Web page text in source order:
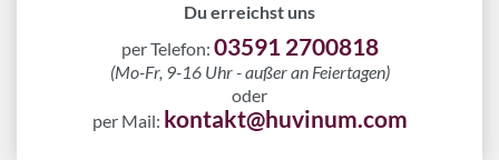
Du erreichst uns
per Telefon: 03591 2700818
(Mo-Fr, 9-16 Uhr - außer an Feiertagen)
oder
per Mail: kontakt@huvinum.com